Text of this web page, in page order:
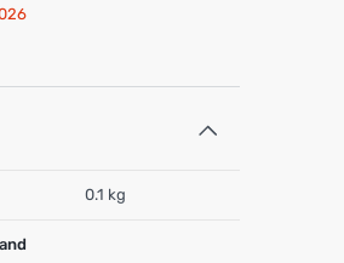
0.1 kg